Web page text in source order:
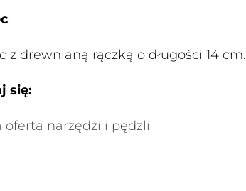
z drewnianą rączką o długości 14 cm.
się:
oferta narzędzi i pędzli